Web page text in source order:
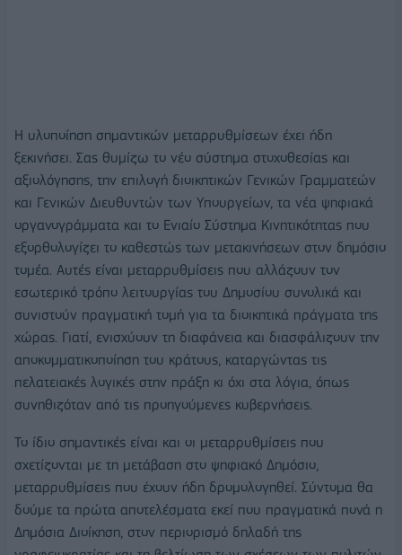
Η υλοποίηση σημαντικών μεταρρυθμίσεων έχει ήδη
ξεκινήσει. Σας θυμίζω το νέο σύστημα στοχοθεσίας και
αξιολόγησης, την επιλογή διοικητικών Γενικών Γραμματεών
και Γενικών Διευθυντών των Υπουργείων, τα νέα ψηφιακά
οργανογράμματα και το Ενιαίο Σύστημα Κινητικότητας που
εξορθολογίζει το καθεστώς των μετακινήσεων στον δημόσιο
τομέα. Αυτές είναι μεταρρυθμίσεις που αλλάζουν τον
εσωτερικό τρόπο λειτουργίας του Δημοσίου συνολικά και
συνιστούν πραγματική τομή για τα διοικητικά πράγματα της
χώρας. Γιατί, ενισχύουν τη διαφάνεια και διασφάλιζουν την
αποκομματικοποίηση του κράτους, καταργώντας τις
πελατειακές λογικές στην πράξη κι όχι στα λόγια, όπως
συνηθιζόταν από τις προηγούμενες κυβερνήσεις.
Το ίδιο σημαντικές είναι και οι μεταρρυθμίσεις που
σχετίζονται με τη μετάβαση στο ψηφιακό Δημόσιο,
μεταρρυθμίσεις που έχουν ήδη δρομολογηθεί. Σύντομα θα
δούμε τα πρώτα αποτελέσματα εκεί που πραγματικά πονά η
Δημόσια Διοίκηση, στον περιορισμό δηλαδή της